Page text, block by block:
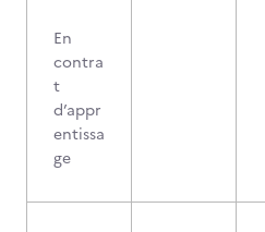
En
contra
t
d’appr
entissa
ge